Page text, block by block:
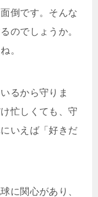
倒です。そんな
のでしょうか。
。
るから守りま
忙しくても、守
いえば「好きだ
に関心があり、